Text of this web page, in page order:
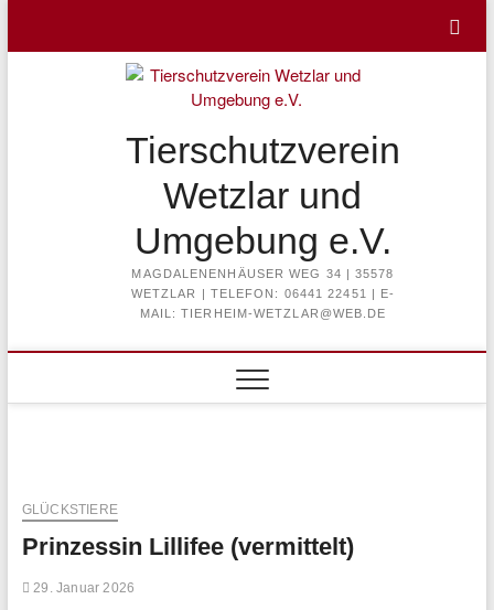
content
Tierschutzverein
Wetzlar und
Umgebung e.V.
MAGDALENENHÄUSER WEG 34 | 35578
WETZLAR | TELEFON: 06441 22451 | E-
MAIL: TIERHEIM-WETZLAR@WEB.DE
GLÜCKSTIERE
Prinzessin Lillifee (vermittelt)
29. Januar 2026